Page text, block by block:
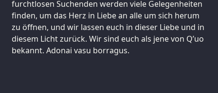
furchtlosen Suchenden werden viele Gelegenheiten
finden, um das Herz in Liebe an alle um sich herum
zu öffnen, und wir lassen euch in dieser Liebe und in
diesem Licht zurück. Wir sind euch als jene von Q’uo
bekannt. Adonai vasu borragus.